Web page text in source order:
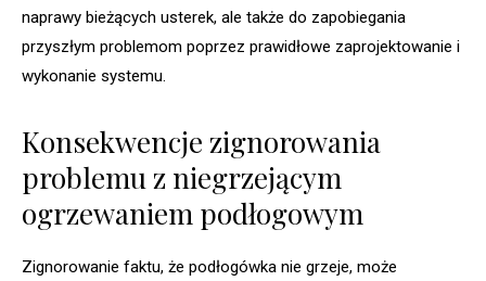
naprawy bieżących usterek, ale także do zapobiegania
przyszłym problemom poprzez prawidłowe zaprojektowanie i
wykonanie systemu.
Konsekwencje zignorowania
problemu z niegrzejącym
ogrzewaniem podłogowym
Zignorowanie faktu, że podłogówka nie grzeje, może